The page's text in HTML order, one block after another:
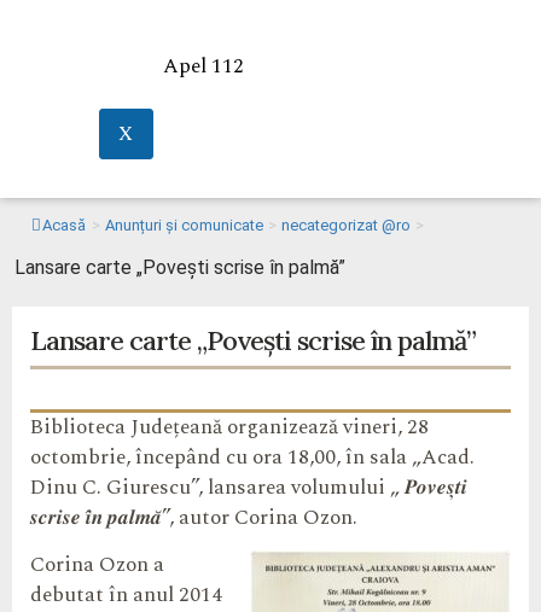
Apel 112
X
Acasă > Anunțuri și comunicate > necategorizat @ro >
Lansare carte „Povești scrise în palmă”
Lansare carte „Povești scrise în palmă”
Biblioteca Județeană organizează vineri, 28
octombrie, începând cu ora 18,00, în sala „Acad.
Dinu C. Giurescu”, lansarea volumului „ 𝑷𝒐𝒗𝒆𝒔̦𝒕𝒊
𝒔𝒄𝒓𝒊𝒔𝒆 𝒊̂𝒏 𝒑𝒂𝒍𝒎𝒂̆”, autor Corina Ozon.
Corina Ozon a
debutat în anul 2014